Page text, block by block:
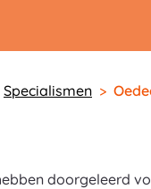
Specialismen
doorgeleerd